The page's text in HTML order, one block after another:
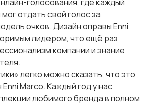
отдать свой голос за
очков. Дизайн оправы Enni
лидером, что ещё раз
компании и знание
легко можно сказать, что это
Marco. Каждый год у нас
любимого бренда в полном